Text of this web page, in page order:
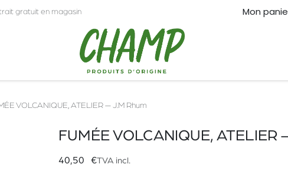
gratuit en magasin Mon
VOLCANIQUE, ATELIER — J.M Rhum
FUMÉE VOLCANIQUE, ATELIER
40,50 €TVA incl.